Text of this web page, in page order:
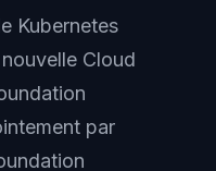
Kubernetes
Cloud
par